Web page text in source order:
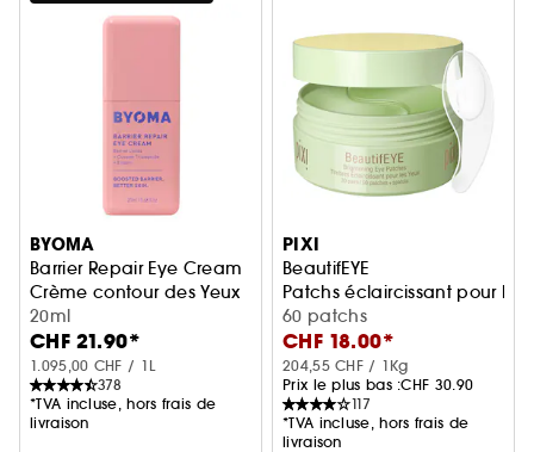
BYOMA
Barrier Repair Eye Cream
Crème contour des Yeux
20ml
CHF 21.90*
1.095,00 CHF / 1L
378
*TVA incluse, hors frais de
livraison
PIXI
BeautifEYE
Patchs éclaircissant pour les
60 patchs
CHF 18.00*
204,55 CHF / 1Kg
Prix le plus bas :CHF 30.90
117
*TVA incluse, hors frais de
livraison